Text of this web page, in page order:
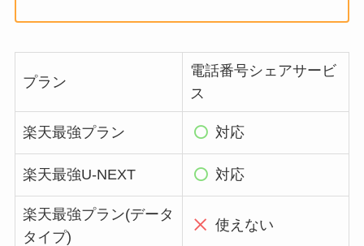
プラン
電話番号シェアサービ
ス
楽天最強プラン 対応
楽天最強U-NEXT 対応
楽天最強プラン(データ
タイプ)
使えない